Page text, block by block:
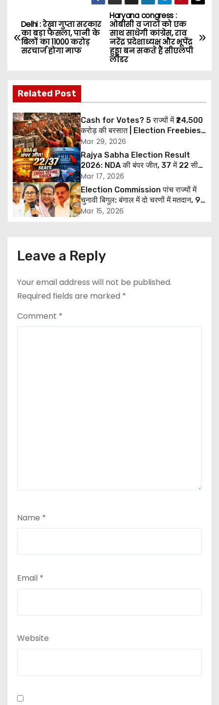
P
o
t
n
a
v
i
g
a
n
Haryana congress :
ओबीसी व जाटों को एक
साथ साधेगी कांग्रेस, राव
नरेंद्र प्रदेशाध्यक्ष और भूपेंद्र
हुड्डा बन सकते हैं सीएलपी
लीडर
Delhi : रेखा गुप्ता सरकार
का बड़ा फैसला, पानी के
बिलों का 11000 करोड़
सरचार्ज होगा माफ
Related Post
Cash for Votes? 5 राज्यों में ₹24,500
करोड़ की बरसात | Election Freebies
India 2026
Mar 29, 2026
Rajya Sabha Election Result
2026: NDA की बंपर जीत, 37 में 22 सीटें
जीतीं, हरियाणा-ओडिशा में क्रॉस वोटिंग से
बड़ा उलटफेर
Mar 17, 2026
Election Commission पांच राज्यों में
चुनावी बिगुल: बंगाल में दो चरणों में मतदान, 9
से 29 अप्रैल तक वोटिंग; 4 मई को आएंगे
Mar 15, 2026
Leave a Reply
Your email address will not be published.
Required fields are marked *
Comment *
Name *
Email *
Website